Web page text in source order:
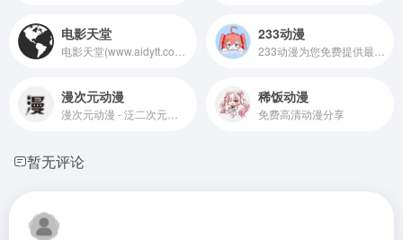
电影天堂 233动漫
漫次元动漫 稀饭动漫
免费高清动漫分享
暂无评论